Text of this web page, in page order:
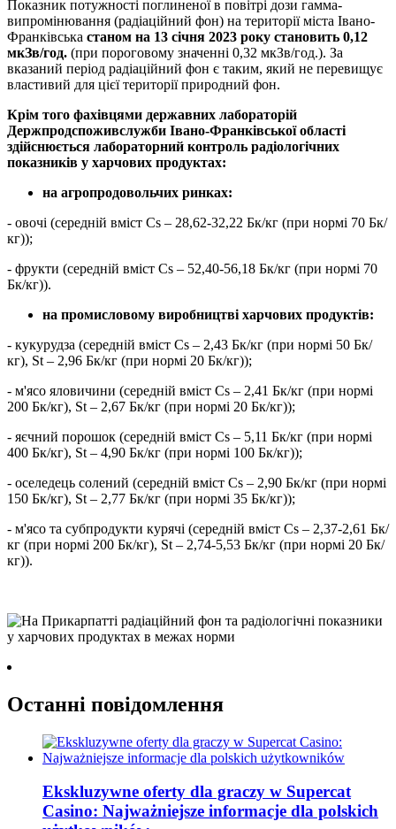
Показник потужності поглиненої в повітрі дози гамма-
випромінювання (радіаційний фон) на території міста Івано-
Франківська станом на 13 січня 2023 року становить 0,12
мкЗв/год. (при пороговому значенні 0,32 мкЗв/год.). За
вказаний період радіаційний фон є таким, який не перевищує
властивий для цієї території природний фон.
Крім того фахівцями державних лабораторій
Держпродспоживслужби Івано-Франківської області
здійснюється лабораторний контроль радіологічних
показників у харчових продуктах:
на агропродовольчих ринках:
- овочі (середній вміст Cs – 28,62-32,22 Бк/кг (при нормі 70 Бк/
кг));
- фрукти (середній вміст Cs – 52,40-56,18 Бк/кг (при нормі 70
Бк/кг)).
на промисловому виробництві харчових продуктів:
- кукурудза (середній вміст Cs – 2,43 Бк/кг (при нормі 50 Бк/
кг), St – 2,96 Бк/кг (при нормі 20 Бк/кг));
- м'ясо яловичини (середній вміст Cs – 2,41 Бк/кг (при нормі
200 Бк/кг), St – 2,67 Бк/кг (при нормі 20 Бк/кг));
- яєчний порошок (середній вміст Cs – 5,11 Бк/кг (при нормі
400 Бк/кг), St – 4,90 Бк/кг (при нормі 100 Бк/кг));
- оселедець солений (середній вміст Cs – 2,90 Бк/кг (при нормі
150 Бк/кг), St – 2,77 Бк/кг (при нормі 35 Бк/кг));
- м'ясо та субпродукти курячі (середній вміст Cs – 2,37-2,61 Бк/
кг (при нормі 200 Бк/кг), St – 2,74-5,53 Бк/кг (при нормі 20 Бк/
кг)).
Останні повідомлення
Ekskluzywne oferty dla graczy w Supercat
Casino: Najważniejsze informacje dla polskich